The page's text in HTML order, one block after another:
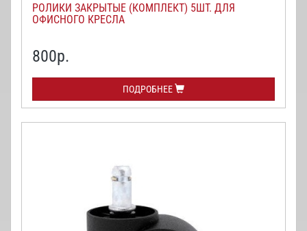
РОЛИКИ ЗАКРЫТЫЕ (КОМПЛЕКТ) 5ШТ. ДЛЯ
ОФИСНОГО КРЕСЛА
800р.
ПОДРОБНЕЕ